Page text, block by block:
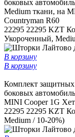
боковых
Medium ткани, на
Countryman R60
22295 22295 KZT
Укороченный,
В корзину
В корзину
Комплект
боковых
MINI Cooper 1G
22295 22295 KZT
Medium / 10-20%)